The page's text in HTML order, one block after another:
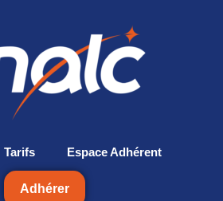
Tarifs Espace Adhérent
Adhérer